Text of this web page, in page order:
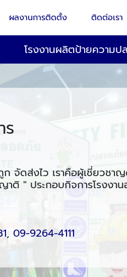
ผลงานการติดตั้ง ติดต่อเรา
โรงงานผลิตป้ายความป
ร
จัดส่งไว เราคือผู้เชี่ยวชา
าติ " ประกอบกิจการโรงง
, 09-9264-4111